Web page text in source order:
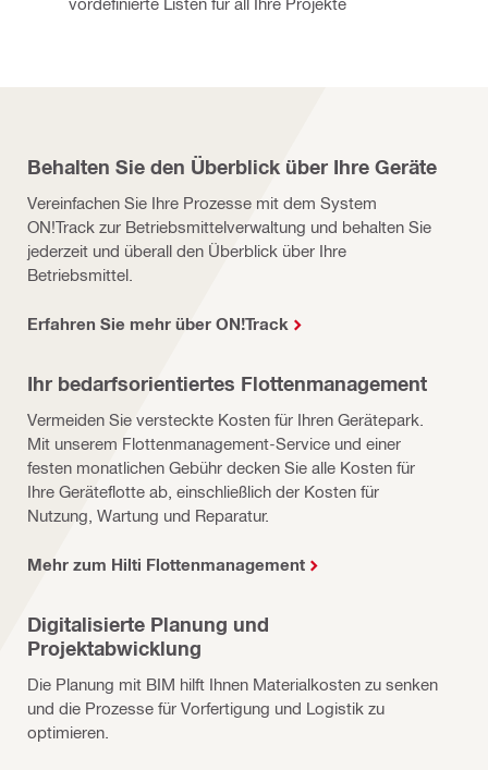
Behalten Sie den Überblick über Ihre Geräte
Vereinfachen Sie Ihre Prozesse mit dem System
ON!Track zur Betriebsmittelverwaltung und behalten Sie
jederzeit und überall den Überblick über Ihre
Betriebsmittel.
Erfahren Sie mehr über ON!Track
Ihr bedarfsorientiertes Flottenmanagement
Vermeiden Sie versteckte Kosten für Ihren Gerätepark.
Mit unserem Flottenmanagement-Service und einer
festen monatlichen Gebühr decken Sie alle Kosten für
Ihre Geräteflotte ab, einschließlich der Kosten für
Nutzung, Wartung und Reparatur.
Mehr zum Hilti Flottenmanagement
Digitalisierte Planung und
Projektabwicklung
Die Planung mit BIM hilft Ihnen Materialkosten zu senken
und die Prozesse für Vorfertigung und Logistik zu
optimieren.